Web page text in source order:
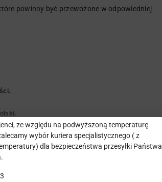
powinny być przewożone w odpowiedniej
ze względu na podwyższoną temperaturę
wybór kuriera specjalistycznego ( z
dla bezpieczeństwa przesyłki Państwa